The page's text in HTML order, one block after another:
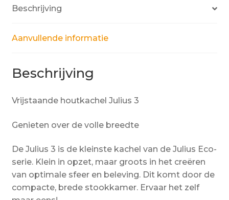
Beschrijving
Aanvullende informatie
Beschrijving
Vrijstaande houtkachel Julius 3
Genieten over de volle breedte
De Julius 3 is de kleinste kachel van de Julius Eco-
serie. Klein in opzet, maar groots in het creëren
van optimale sfeer en beleving. Dit komt door de
compacte, brede stookkamer. Ervaar het zelf